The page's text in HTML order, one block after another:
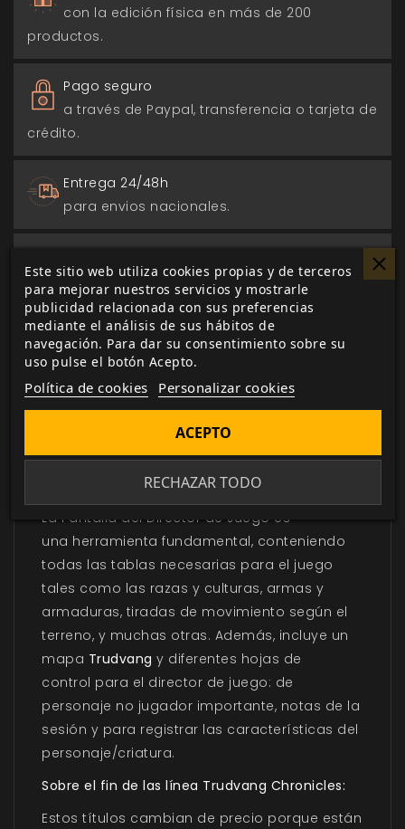
con la edición física en más de 200
productos.
Pago seguro
a través de Paypal, transferencia o tarjeta de
crédito.
Entrega 24/48h
para envios nacionales.
actualizada con todos los juego canjeados
o comprados.
Últimas unidades
La Pantalla del Director de Juego es
una herramienta fundamental, conteniendo
todas las tablas necesarias para el juego
tales como las razas y culturas, armas y
armaduras, tiradas de movimiento según el
terreno, y muchas otras. Además, incluye un
mapa Trudvang y diferentes hojas de
control para el director de juego: de
personaje no jugador importante, notas de la
sesión y para registrar las características del
personaje/criatura.
Sobre el fin de las línea Trudvang Chronicles:
Estos títulos cambian de precio porque están
Este sitio web utiliza cookies propias y de terceros
para mejorar nuestros servicios y mostrarle
publicidad relacionada con sus preferencias
mediante el análisis de sus hábitos de
navegación. Para dar su consentimiento sobre su
uso pulse el botón Acepto.
Política de cookies Personalizar cookies
RECHAZAR TODO
ACEPTO